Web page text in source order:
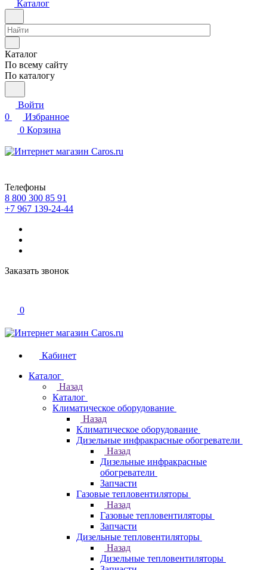
Каталог
Каталог
По всему сайту
По каталогу
Войти
0
Избранное
0 Корзина
Телефоны
8 800 300 85 91
+7 967 139-24-44
Заказать звонок
0
Кабинет
Каталог
Назад
Каталог
Климатическое оборудование
Назад
Климатическое оборудование
Дизельные инфракрасные обогреватели
Назад
Дизельные инфракрасные
обогреватели
Запчасти
Газовые тепловентиляторы
Назад
Газовые тепловентиляторы
Запчасти
Дизельные тепловентиляторы
Назад
Дизельные тепловентиляторы